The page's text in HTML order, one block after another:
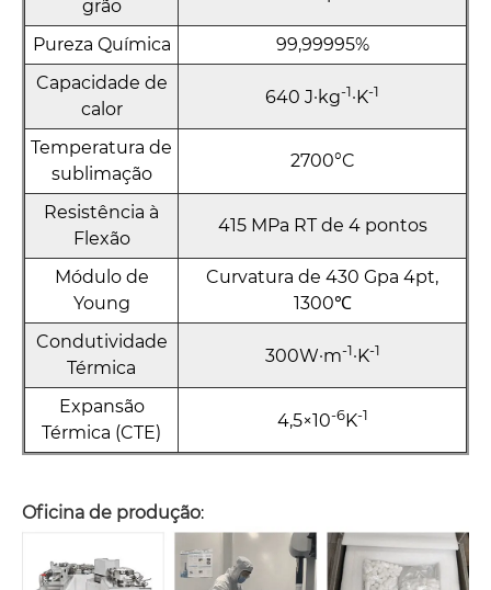
grão
Pureza Química
99,99995%
Capacidade de
calor
640 J·kg-1·K-1
Temperatura de
sublimação
2700°C
Resistência à
Flexão
415 MPa RT de 4 pontos
Módulo de
Young
Curvatura de 430 Gpa 4pt,
1300℃
Condutividade
Térmica
300W·m-1·K-1
Expansão
Térmica (CTE)
4,5×10-6K-1
Oficina de produção: